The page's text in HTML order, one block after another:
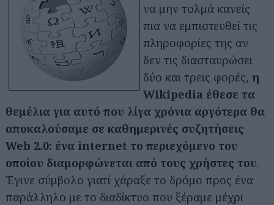
να μην τολμά κανείς
πια να εμπιστευθεί τις
πληροφορίες της αν
δεν τις διασταυρώσει
δύο και τρεις φορές, η
Wikipedia έθεσε τα
θεμέλια για αυτό που λίγα χρόνια αργότερα θα
αποκαλούσαμε σε καθημερινές συζητήσεις
Web 2.0: ένα internet το περιεχόμενο του
οποίου διαμορφώνεται από τους χρήστες του.
Έγινε σύμβολο γιατί χάραξε το δρόμο προς ένα
παράλληλο με το διαδίκτυο που ξέραμε μέχρι